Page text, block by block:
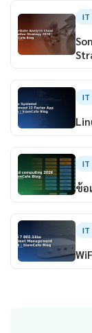
IT
IT
IT
ข้อ
IT